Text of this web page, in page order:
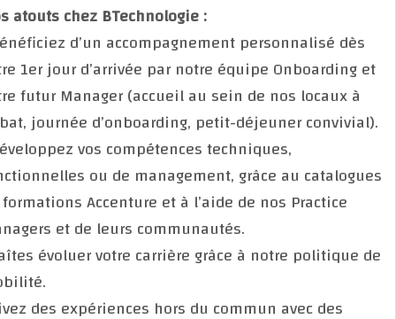
Nos atouts chez BTechnologie :
• Bénéficiez d’un accompagnement personnalisé
votre 1er jour d’arrivée par notre équipe
votre futur Manager (accueil au sein de nos locaux à
Rabat, journée d’onboarding, petit-déjeuner
• Développez vos compétences techniques,
fonctionnelles ou de management, grâce au
de formations Accenture et à l’aide de nos Practice
Managers et de leurs communautés.
• Faîtes évoluer votre carrière grâce à notre
mobilité.
• Vivez des expériences hors du commun avec des